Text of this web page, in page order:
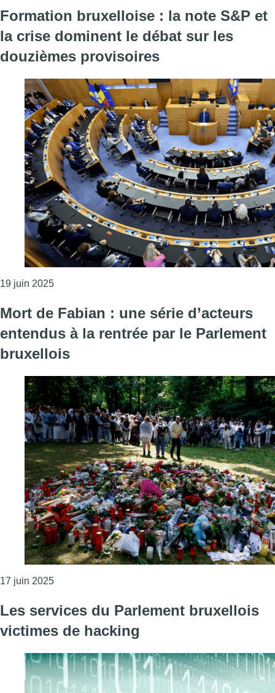
Formation bruxelloise : la note S&P et
la crise dominent le débat sur les
douzièmes provisoires
19 juin 2025Consulter l'article "Formation bruxelloise : la note
Mort de Fabian : une série d’acteurs
entendus à la rentrée par le Parlement
bruxellois
17 juin 2025Consulter l'article "Mort de Fabian : une série
Les services du Parlement bruxellois
victimes de hacking